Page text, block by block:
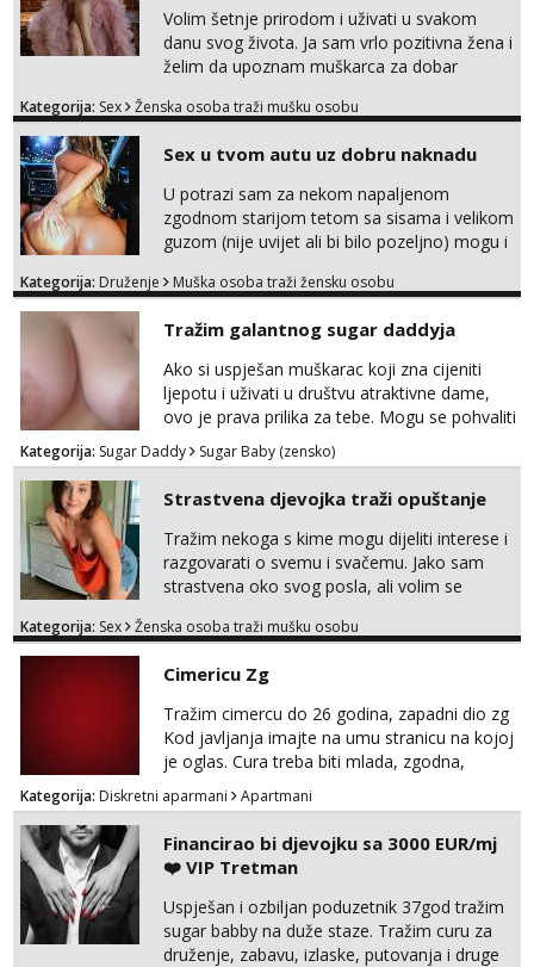
Volim šetnje prirodom i uživati u svakom
danu svog života. Ja sam vrlo pozitivna žena i
želim da upoznam muškarca za dobar
na link ispod i nadji me tamo, cekam te!
Kategorija: Sex Ženska osoba traži mušku osobu
Sex u tvom autu uz dobru naknadu
U potrazi sam za nekom napaljenom
zgodnom starijom tetom sa sisama i velikom
guzom (nije uvijet ali bi bilo pozeljno) mogu i
dobra zabava uz naknadu, trazim neku koja
negdje u mrak, prije seksa dobijes odmah na
ruke, molim samo ozbiljne da se javljaju one
koje se pale na seks po mracnim parkinzima,
sumarcima itd be...
Kategorija: Druženje Muška osoba traži žensku osobu
Tražim galantnog sugar daddyja
Ako si uspješan muškarac koji zna cijeniti
ljepotu i uživati u društvu atraktivne dame,
ovo je prava prilika za tebe. Mogu se pohvaliti
prekrasnim licem, dugom, njegovanom
kosom i fit figurom. Moje grudi su broj 4,a
guza je, bez lažne skromnosti, prava top
forma. Diskretno i opušteno druženje je moj
stil, bez dugačkih dopisivanja, putovanja ili
javnih pojavljivanja. Što nudim: - atraktivno i
ugo...
Kategorija: Sugar Daddy Sugar Baby (zensko)
Strastvena djevojka traži opuštanje
Tražim nekoga s kime mogu dijeliti interese i
razgovarati o svemu i svačemu. Jako sam
strastvena oko svog posla, ali volim se
Voljela bi naci nekoga pa da se nemoram
ispod i nadji me tamo, cekam te!
Kategorija: Sex Ženska osoba traži mušku osobu
Cimericu Zg
Tražim cimercu do 26 godina, zapadni dio zg
Kod javljanja imajte na umu stranicu na kojoj
je oglas. Cura treba biti mlada, zgodna,
uredna, bez poroka.
Kategorija: Diskretni aparmani Apartmani
Financirao bi djevojku sa 3000 EUR/mj
❤️ VIP Tretman
Uspješan i ozbiljan poduzetnik 37god tražim
sugar babby na duže staze. Tražim curu za
druženje, zabavu, izlaske, putovanja i druge